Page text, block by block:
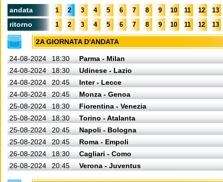
andata 1 2 3 4 5 6 7 8 9 10 11 12 13
ritorno 1 2 3 4 5 6 7 8 9 10 11 12 13
2A GIORNATA D'ANDATA
24-08-2024 18:30
Parma - Milan
24-08-2024
18:30
Udinese - Lazio
24-08-2024
20:45
Inter - Lecce
24-08-2024
20:45
Monza - Genoa
25-08-2024
18:30
Fiorentina - Venezia
25-08-2024
18:30
Torino - Atalanta
25-08-2024
20:45
Napoli - Bologna
25-08-2024
20:45
Roma - Empoli
26-08-2024
18:30
Cagliari - Como
26-08-2024
20:45 Verona - Juventus